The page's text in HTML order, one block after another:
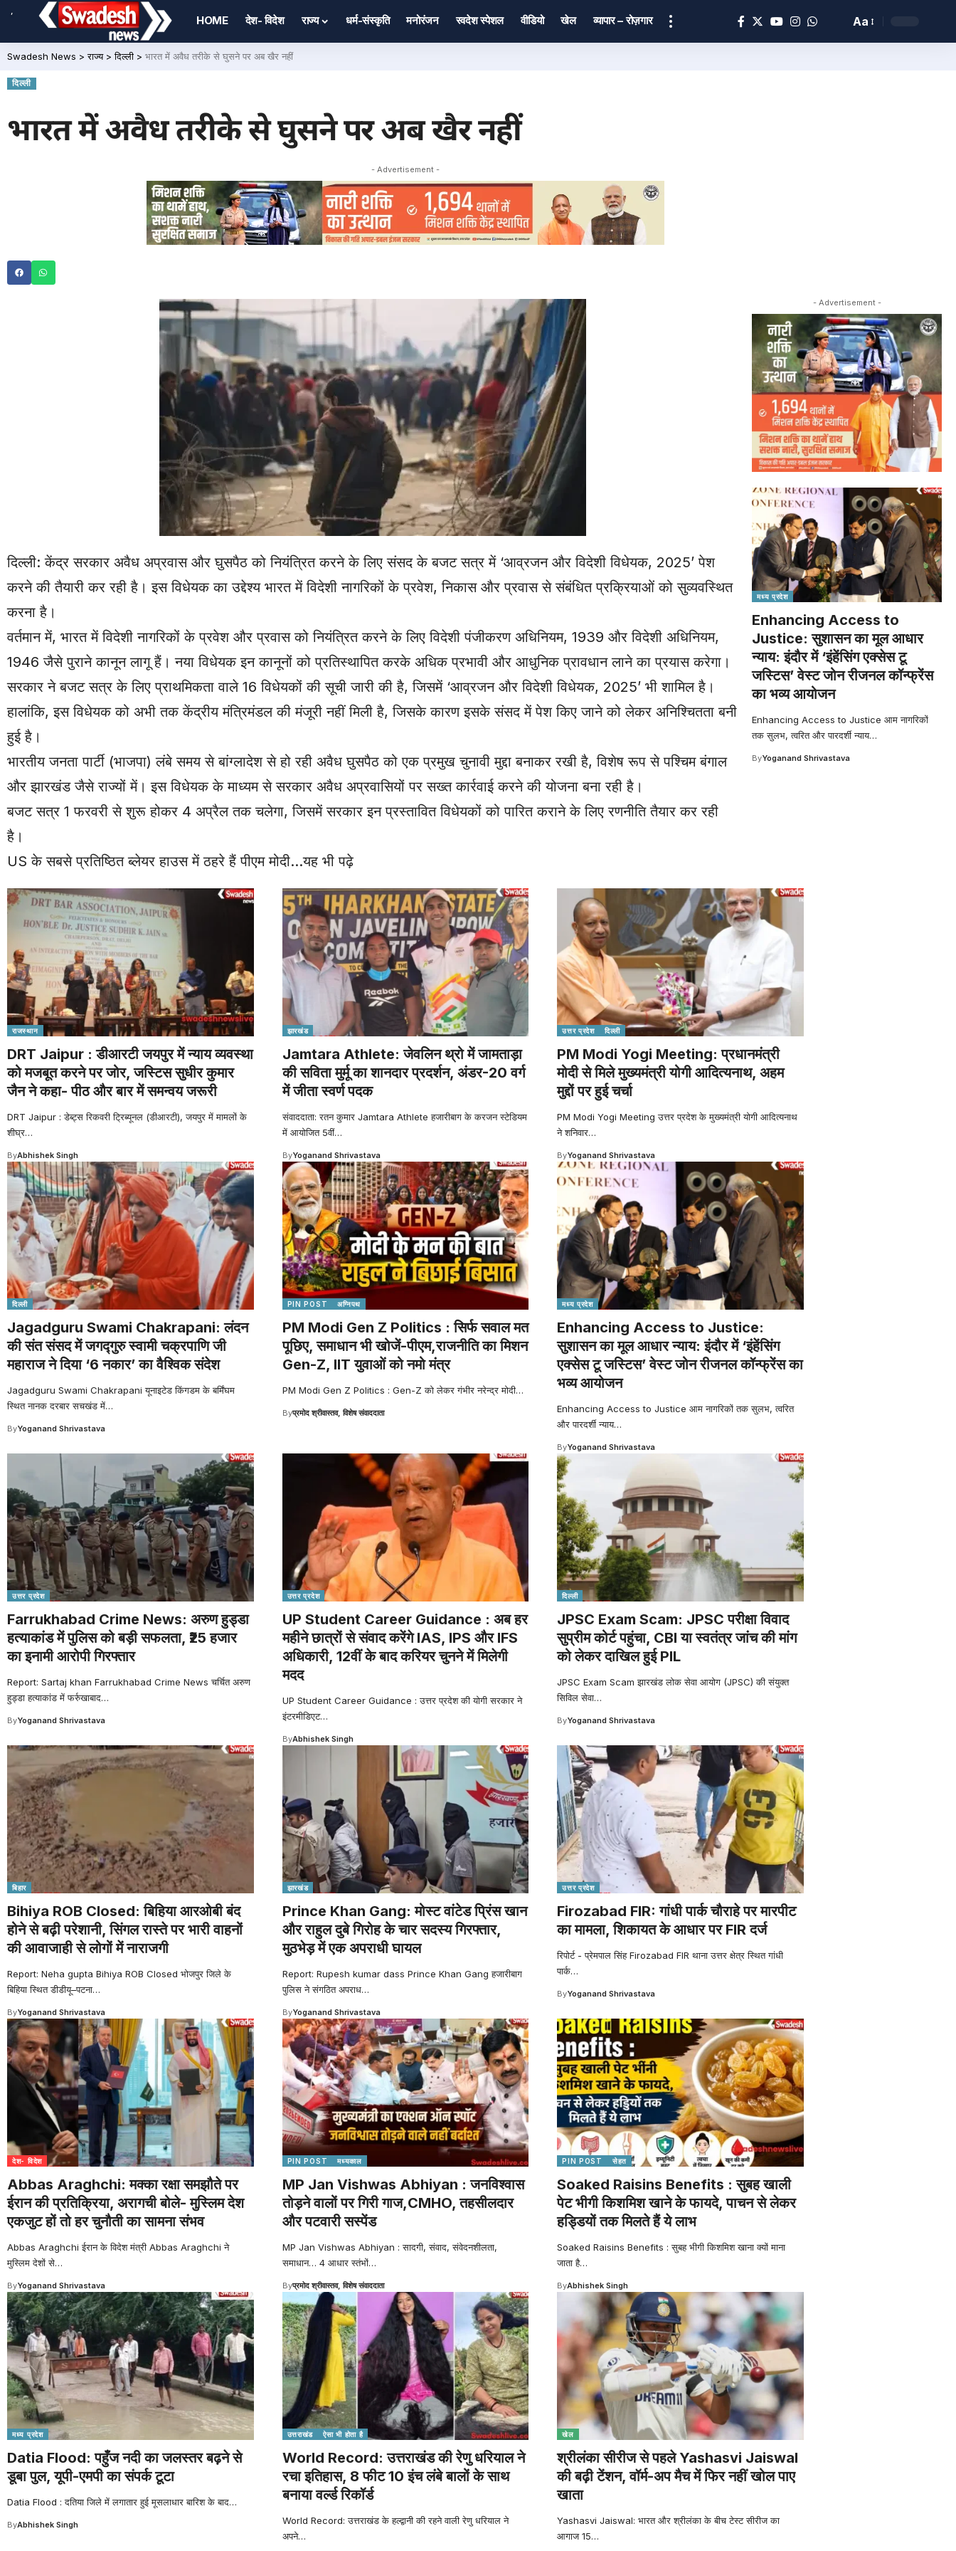
,
HOME देश- विदेश राज्य धर्म-संस्कृति मनोरंजन स्वदेश स्पेशल वीडियो खेल व्यापार – रोज़गार Aa
Swadesh News >राज्य>दिल्ली > भारत में अवैध तरीके से घुसने पर अब खैर नहीं
दिल्ली
भारत में अवैध तरीके से घुसने पर अब खैर नहीं
- Advertisement -
दिल्ली: केंद्र सरकार अवैध अप्रवास और घुसपैठ को नियंत्रित करने के लिए संसद के बजट सत्र में ‘आव्रजन और विदेशी विधेयक, 2025’ पेश
करने की तैयारी कर रही है। इस विधेयक का उद्देश्य भारत में विदेशी नागरिकों के प्रवेश, निकास और प्रवास से संबंधित प्रक्रियाओं को सुव्यवस्थित
करना है।
वर्तमान में, भारत में विदेशी नागरिकों के प्रवेश और प्रवास को नियंत्रित करने के लिए विदेशी पंजीकरण अधिनियम, 1939 और विदेशी अधिनियम,
1946 जैसे पुराने कानून लागू हैं। नया विधेयक इन कानूनों को प्रतिस्थापित करके अधिक प्रभावी और आधुनिक प्रावधान लाने का प्रयास करेगा।
सरकार ने बजट सत्र के लिए प्राथमिकता वाले 16 विधेयकों की सूची जारी की है, जिसमें ‘आव्रजन और विदेशी विधेयक, 2025’ भी शामिल है।
हालांकि, इस विधेयक को अभी तक केंद्रीय मंत्रिमंडल की मंजूरी नहीं मिली है, जिसके कारण इसके संसद में पेश किए जाने को लेकर अनिश्चितता बनी
हुई है।
भारतीय जनता पार्टी (भाजपा) लंबे समय से बांग्लादेश से हो रही अवैध घुसपैठ को एक प्रमुख चुनावी मुद्दा बनाकर रखी है, विशेष रूप से पश्चिम बंगाल
और झारखंड जैसे राज्यों में। इस विधेयक के माध्यम से सरकार अवैध अप्रवासियों पर सख्त कार्रवाई करने की योजना बना रही है।
बजट सत्र 1 फरवरी से शुरू होकर 4 अप्रैल तक चलेगा, जिसमें सरकार इन प्रस्तावित विधेयकों को पारित कराने के लिए रणनीति तैयार कर रही
है।
US के सबसे प्रतिष्ठित ब्लेयर हाउस में ठहरे हैं पीएम मोदी…यह भी पढ़े
- Advertisement -
मध्य प्रदेश
Enhancing Access to
Justice: सुशासन का मूल आधार
न्याय: इंदौर में ‘इंहेंसिंग एक्सेस टू
जस्टिस’ वेस्ट जोन रीजनल कॉन्फ्रेंस
का भव्य आयोजन
Enhancing Access to Justice आम नागरिकों
तक सुलभ, त्वरित और पारदर्शी न्याय…
ByYoganand Shrivastava
राजस्थान
DRT Jaipur : डीआरटी जयपुर में न्याय व्यवस्था
को मजबूत करने पर जोर, जस्टिस सुधीर कुमार
जैन ने कहा- पीठ और बार में समन्वय जरूरी
DRT Jaipur : डेब्ट्स रिकवरी ट्रिब्यूनल (डीआरटी), जयपुर में मामलों के
शीघ्र…
ByAbhishek Singh
झारखंड
Jamtara Athlete: जेवलिन थ्रो में जामताड़ा
की सविता मुर्मू का शानदार प्रदर्शन, अंडर-20 वर्ग
में जीता स्वर्ण पदक
संवाददाता: रतन कुमार Jamtara Athlete हजारीबाग के करजन स्टेडियम
में आयोजित 5वीं…
ByYoganand Shrivastava
उत्तर प्रदेश दिल्ली
PM Modi Yogi Meeting: प्रधानमंत्री
मोदी से मिले मुख्यमंत्री योगी आदित्यनाथ, अहम
मुद्दों पर हुई चर्चा
PM Modi Yogi Meeting उत्तर प्रदेश के मुख्यमंत्री योगी आदित्यनाथ
ने शनिवार…
ByYoganand Shrivastava
दिल्ली
Jagadguru Swami Chakrapani: लंदन
की संत संसद में जगद्गुरु स्वामी चक्रपाणि जी
महाराज ने दिया ‘6 नकार’ का वैश्विक संदेश
Jagadguru Swami Chakrapani यूनाइटेड किंगडम के बर्मिंघम
स्थित नानक दरबार सचखंड में…
ByYoganand Shrivastava
PIN POST अग्निपथ
PM Modi Gen Z Politics : सिर्फ सवाल मत
पूछिए, समाधान भी खोजें-पीएम,राजनीति का मिशन
Gen-Z, IIT युवाओं को नमो मंत्र
PM Modi Gen Z Politics : Gen-Z को लेकर गंभीर नरेन्द्र मोदी…
Byप्रमोद श्रीवास्तव, विशेष संवाददाता
मध्य प्रदेश
Enhancing Access to Justice:
सुशासन का मूल आधार न्याय: इंदौर में ‘इंहेंसिंग
एक्सेस टू जस्टिस’ वेस्ट जोन रीजनल कॉन्फ्रेंस का
भव्य आयोजन
Enhancing Access to Justice आम नागरिकों तक सुलभ, त्वरित
और पारदर्शी न्याय…
ByYoganand Shrivastava
उत्तर प्रदेश
Farrukhabad Crime News: अरुण हुड्डा
हत्याकांड में पुलिस को बड़ी सफलता, ₹25 हजार
का इनामी आरोपी गिरफ्तार
Report: Sartaj khan Farrukhabad Crime News चर्चित अरुण
हुड्डा हत्याकांड में फर्रुखाबाद…
ByYoganand Shrivastava
उत्तर प्रदेश
UP Student Career Guidance : अब हर
महीने छात्रों से संवाद करेंगे IAS, IPS और IFS
अधिकारी, 12वीं के बाद करियर चुनने में मिलेगी
मदद
UP Student Career Guidance : उत्तर प्रदेश की योगी सरकार ने
इंटरमीडिएट…
ByAbhishek Singh
दिल्ली
JPSC Exam Scam: JPSC परीक्षा विवाद
सुप्रीम कोर्ट पहुंचा, CBI या स्वतंत्र जांच की मांग
को लेकर दाखिल हुई PIL
JPSC Exam Scam झारखंड लोक सेवा आयोग (JPSC) की संयुक्त
सिविल सेवा…
ByYoganand Shrivastava
बिहार
Bihiya ROB Closed: बिहिया आरओबी बंद
होने से बढ़ी परेशानी, सिंगल रास्ते पर भारी वाहनों
की आवाजाही से लोगों में नाराजगी
Report: Neha gupta Bihiya ROB Closed भोजपुर जिले के
बिहिया स्थित डीडीयू–पटना…
ByYoganand Shrivastava
झारखंड
Prince Khan Gang: मोस्ट वांटेड प्रिंस खान
और राहुल दुबे गिरोह के चार सदस्य गिरफ्तार,
मुठभेड़ में एक अपराधी घायल
Report: Rupesh kumar dass Prince Khan Gang हजारीबाग
पुलिस ने संगठित अपराध…
ByYoganand Shrivastava
उत्तर प्रदेश
Firozabad FIR: गांधी पार्क चौराहे पर मारपीट
का मामला, शिकायत के आधार पर FIR दर्ज
रिपोर्ट - प्रेमपाल सिंह Firozabad FIR थाना उत्तर क्षेत्र स्थित गांधी
पार्क…
ByYoganand Shrivastava
देश- विदेश
Abbas Araghchi: मक्का रक्षा समझौते पर
ईरान की प्रतिक्रिया, अरागची बोले- मुस्लिम देश
एकजुट हों तो हर चुनौती का सामना संभव
Abbas Araghchi ईरान के विदेश मंत्री Abbas Araghchi ने
मुस्लिम देशों से…
ByYoganand Shrivastava
PIN POST मध्यकाल
MP Jan Vishwas Abhiyan : जनविश्वास
तोड़ने वालों पर गिरी गाज,CMHO, तहसीलदार
और पटवारी सस्पेंड
MP Jan Vishwas Abhiyan : सादगी, संवाद, संवेदनशीलता,
समाधान… 4 आधार स्तंभों…
Byप्रमोद श्रीवास्तव, विशेष संवाददाता
PIN POST सेहत
Soaked Raisins Benefits : सुबह खाली
पेट भीगी किशमिश खाने के फायदे, पाचन से लेकर
हड्डियों तक मिलते हैं ये लाभ
Soaked Raisins Benefits : सुबह भीगी किशमिश खाना क्यों माना
जाता है…
ByAbhishek Singh
मध्य प्रदेश
Datia Flood: पहुँज नदी का जलस्तर बढ़ने से
डूबा पुल, यूपी-एमपी का संपर्क टूटा
Datia Flood : दतिया जिले में लगातार हुई मूसलाधार बारिश के बाद…
ByAbhishek Singh
उत्तराखंड ऐसा भी होता है
World Record: उत्तराखंड की रेणु धरियाल ने
रचा इतिहास, 8 फीट 10 इंच लंबे बालों के साथ
बनाया वर्ल्ड रिकॉर्ड
World Record: उत्तराखंड के हल्द्वानी की रहने वाली रेणु धरियाल ने
अपने…
खेल
श्रीलंका सीरीज से पहले Yashasvi Jaiswal
की बढ़ी टेंशन, वॉर्म-अप मैच में फिर नहीं खोल पाए
खाता
Yashasvi Jaiswal: भारत और श्रीलंका के बीच टेस्ट सीरीज का
आगाज 15…